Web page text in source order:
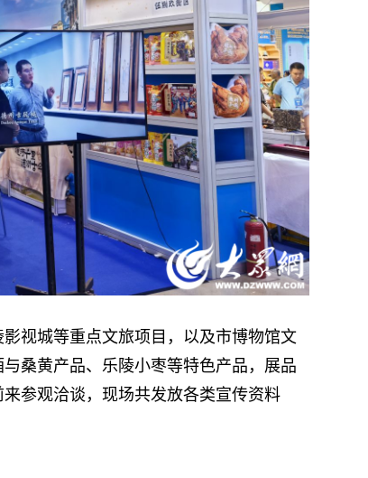
视城等重点文旅项目，以及市博物馆文
桑黄产品、乐陵小枣等特色产品，展品
参观洽谈，现场共发放各类宣传资料